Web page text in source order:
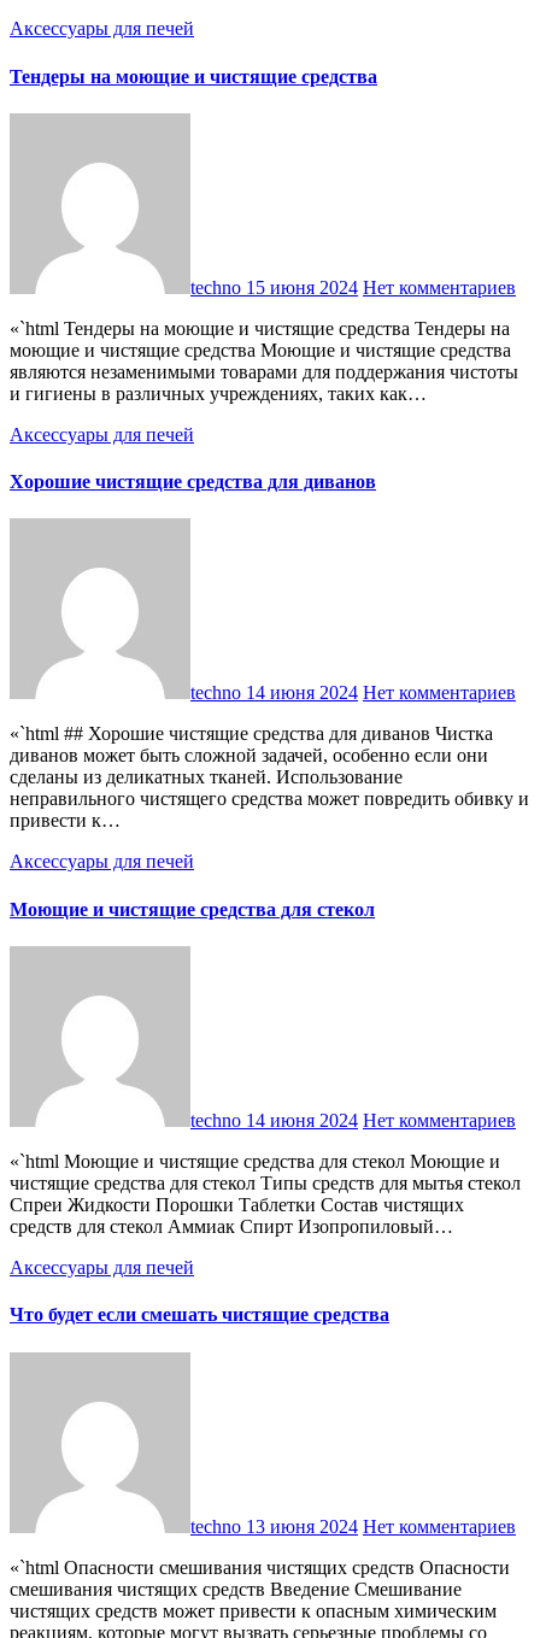
Аксессуары для печей
Тендеры на моющие и чистящие средства
techno 15 июня 2024 Нет комментариев
«`html Тендеры на моющие и чистящие средства Тендеры на
моющие и чистящие средства Моющие и чистящие средства
являются незаменимыми товарами для поддержания чистоты
и гигиены в различных учреждениях, таких как…
Аксессуары для печей
Хорошие чистящие средства для диванов
techno 14 июня 2024 Нет комментариев
«`html ## Хорошие чистящие средства для диванов Чистка
диванов может быть сложной задачей, особенно если они
сделаны из деликатных тканей. Использование
неправильного чистящего средства может повредить обивку и
привести к…
Аксессуары для печей
Моющие и чистящие средства для стекол
techno 14 июня 2024 Нет комментариев
«`html Моющие и чистящие средства для стекол Моющие и
чистящие средства для стекол Типы средств для мытья стекол
Спреи Жидкости Порошки Таблетки Состав чистящих
средств для стекол Аммиак Спирт Изопропиловый…
Аксессуары для печей
Что будет если смешать чистящие средства
techno 13 июня 2024 Нет комментариев
«`html Опасности смешивания чистящих средств Опасности
смешивания чистящих средств Введение Смешивание
чистящих средств может привести к опасным химическим
реакциям, которые могут вызвать серьезные проблемы со